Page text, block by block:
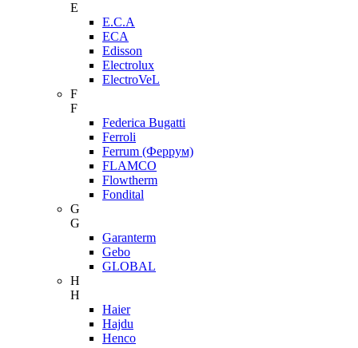
E
E.C.A
ECA
Edisson
Electrolux
ElectroVeL
F
F
Federica Bugatti
Ferroli
Ferrum (Феррум)
FLAMCO
Flowtherm
Fondital
G
G
Garanterm
Gebo
GLOBAL
H
H
Haier
Hajdu
Henco